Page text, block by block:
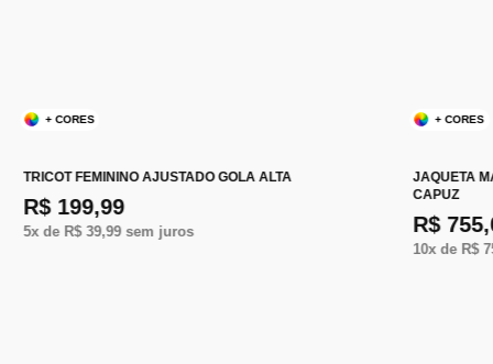
+ CORES
TRICOT FEMININO AJUSTADO GOLA ALTA
R$ 199,99
5x de R$ 39,99sem juros
+ CORES
JAQUETA
CAPUZ
R$
10x de R$